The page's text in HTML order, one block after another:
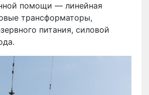
помощи — линейная
трансформаторы,
питания, силовой